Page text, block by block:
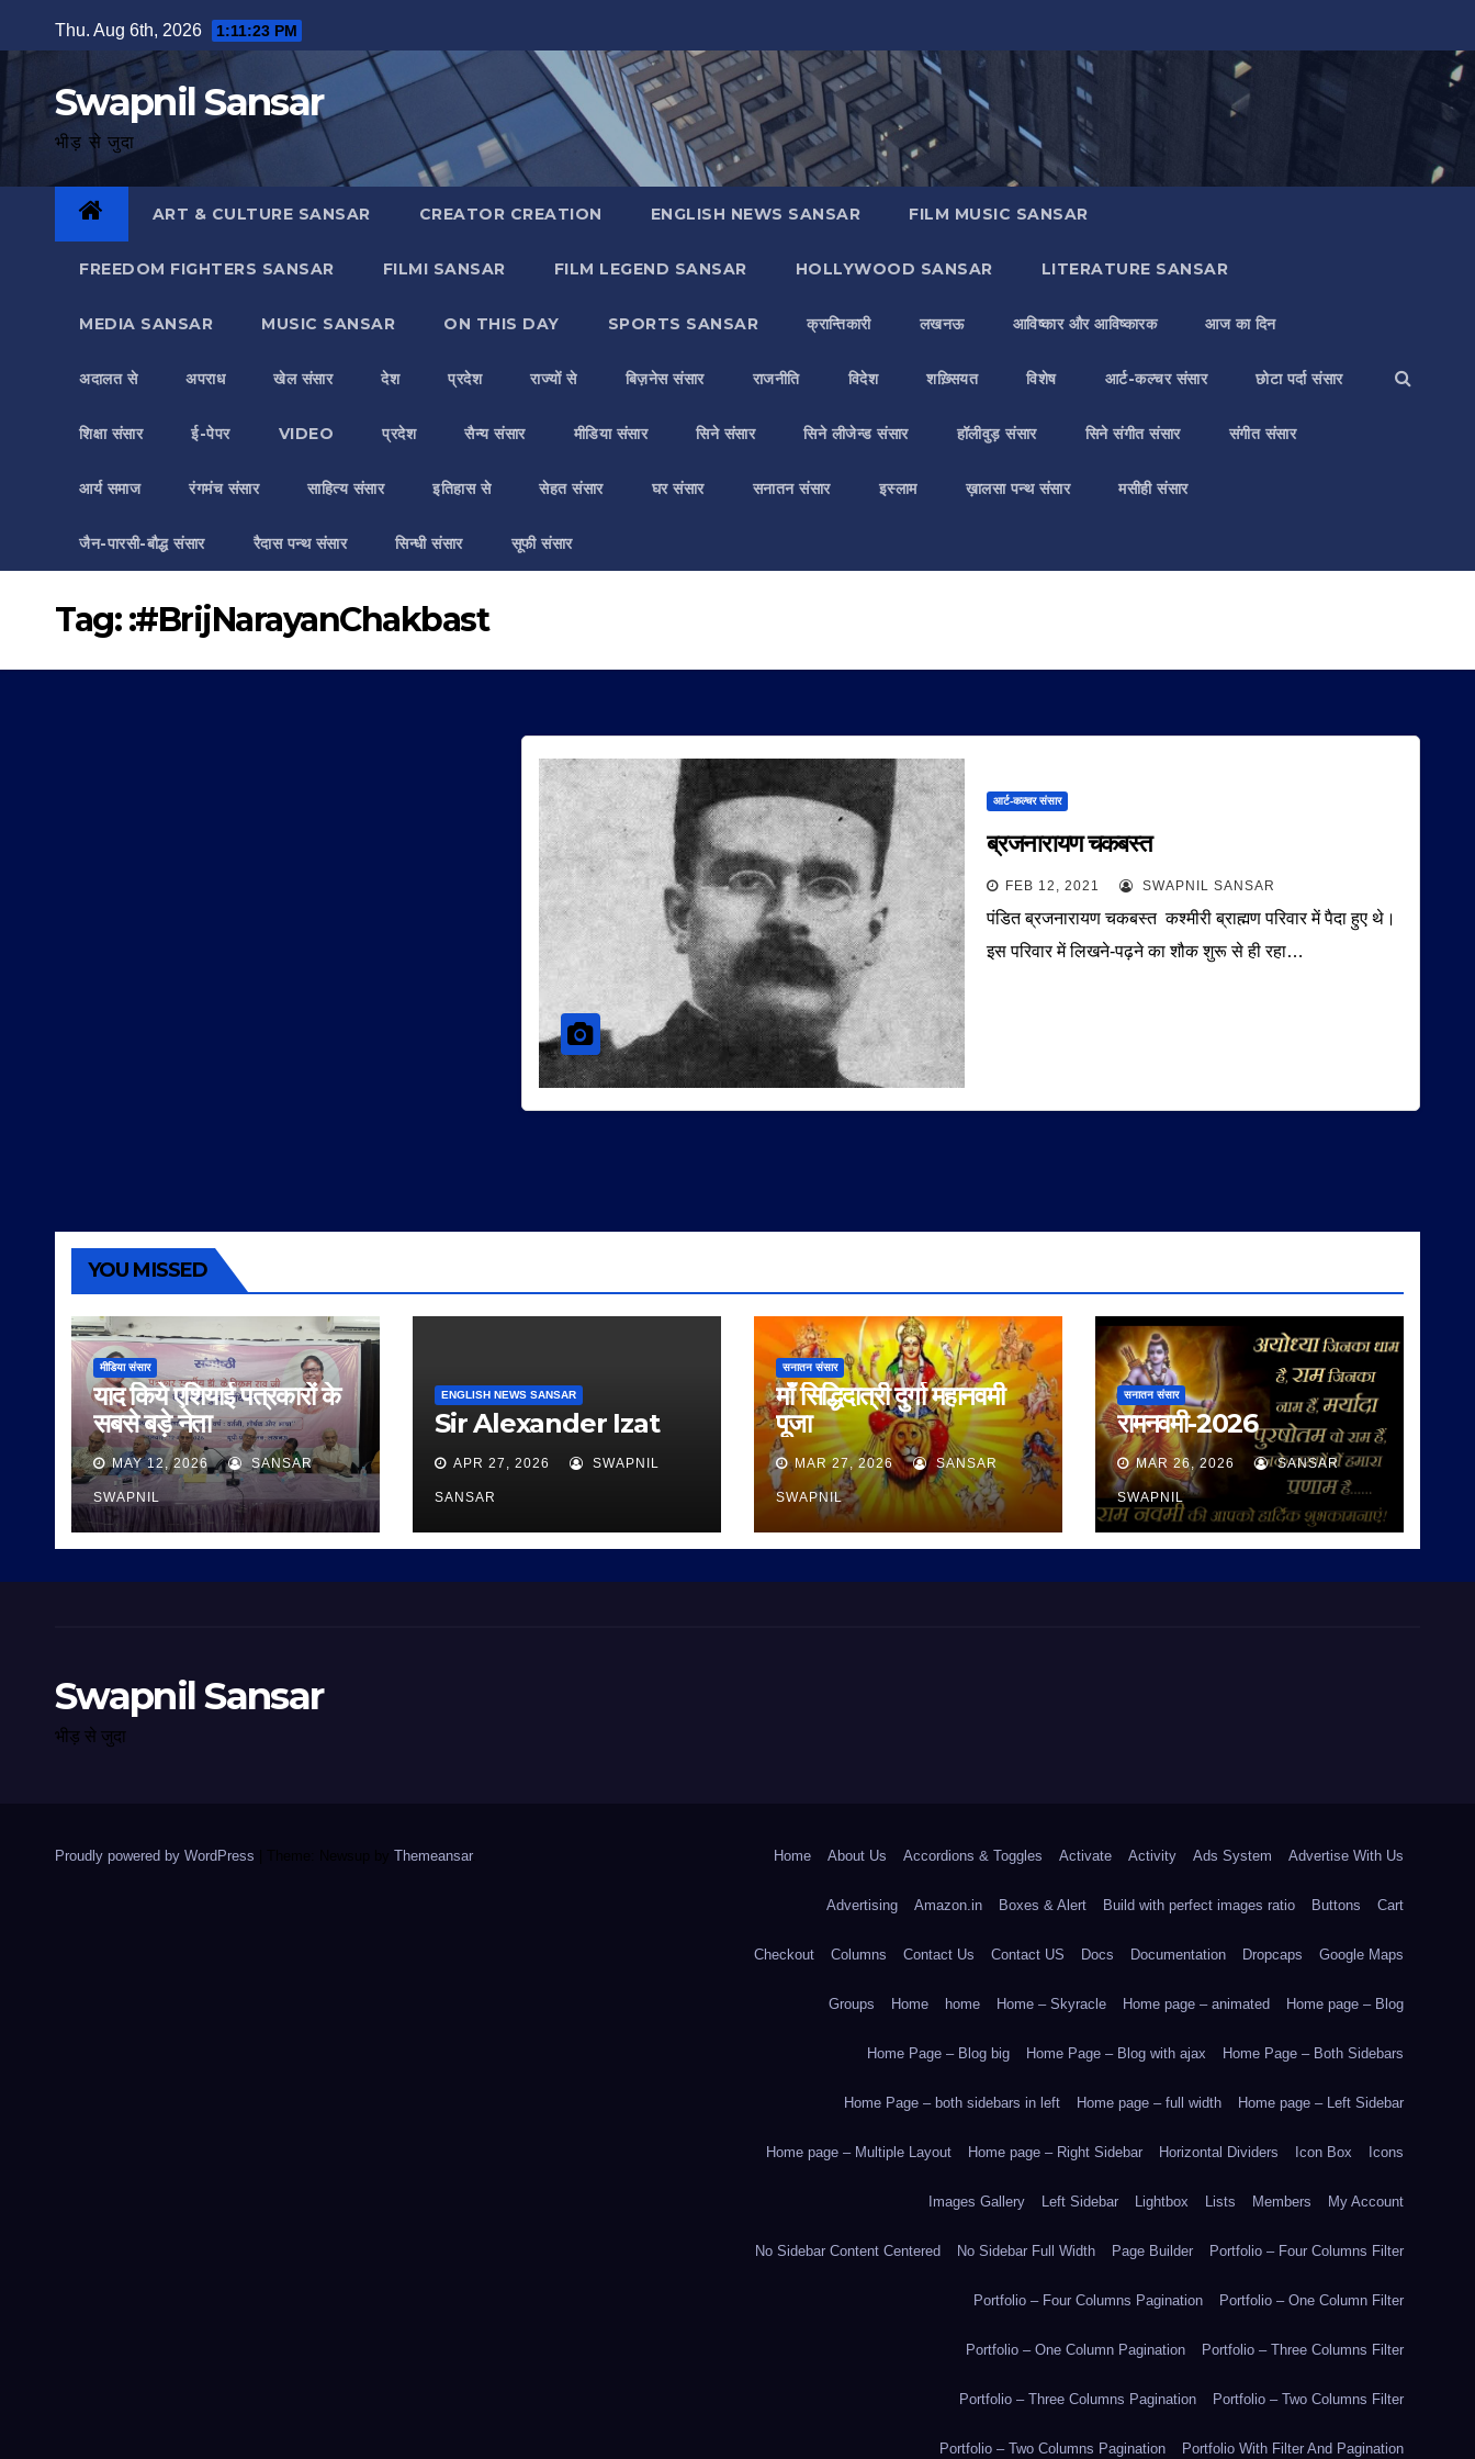
to
Thu. Aug 6th, 2026 1:11:24 PM
Swapnil Sansar
भीड़ से जुदा
ART & CULTURE SANSAR CREATOR CREATION ENGLISH NEWS SANSAR FILM MUSIC SANSAR
FREEDOM FIGHTERS SANSAR FILMI SANSAR FILM LEGEND SANSAR HOLLYWOOD SANSAR LITERATURE SANSAR
MEDIA SANSAR MUSIC SANSAR ON THIS DAY SPORTS SANSAR क्रान्तिकारी लखनऊ आविष्कार और आविष्कारक आज का दिन
अदालत से अपराध खेल संसार देश प्रदेश राज्यों से बिज़नेस संसार राजनीति विदेश शख़्सियत विशेष आर्ट-कल्चर संसार छोटा पर्दा संसार
शिक्षा संसार ई-पेपर VIDEO प्रदेश सैन्य संसार मीडिया संसार सिने संसार सिने लीजेन्ड संसार हॉलीवुड़ संसार सिने संगीत संसार संगीत संसार
आर्य समाज रंगमंच संसार साहित्य संसार इतिहास से सेहत संसार घर संसार सनातन संसार इस्लाम ख़ालसा पन्थ संसार मसीही संसार
जैन-पारसी-बौद्ध संसार रैदास पन्थ संसार सिन्धी संसार सूफी संसार
Tag::#BrijNarayanChakbast
आर्ट-कल्चर संसार
ब्रजनारायण चकबस्त
FEB 12, 2021 SWAPNIL SANSAR
पंडित ब्रजनारायण चकबस्त कश्मीरी ब्राह्मण परिवार में पैदा हुए थे।
इस परिवार में लिखने-पढ़ने का शौक शुरू से ही रहा…
YOU MISSED
मीडिया संसार
याद किये एशियाई पत्रकारों के
सबसे बड़े नेता
MAY 12, 2026 SANSAR
SWAPNIL
ENGLISH NEWS SANSAR
Sir Alexander Izat
APR 27, 2026 SWAPNIL
SANSAR
सनातन संसार
माँ सिद्धिदात्री दुर्गा महानवमी
पूजा
MAR 27, 2026 SANSAR
SWAPNIL
सनातन संसार
रामनवमी-2026
MAR 26, 2026 SANSAR
SWAPNIL
Swapnil Sansar
भीड़ से जुदा
Proudly powered by WordPress Theme: Newsup by Themeansar. Home About Us Accordions & Toggles Activate Activity Ads System Advertise With Us
Advertising Amazon.in Boxes & Alert Build with perfect images ratio Buttons Cart
Checkout Columns Contact Us Contact US Docs Documentation Dropcaps Google Maps
Groups Home home Home – Skyracle Home page – animated Home page – Blog
Home Page – Blog big Home Page – Blog with ajax Home Page – Both Sidebars
Home Page – both sidebars in left Home page – full width Home page – Left Sidebar
Home page – Multiple Layout Home page – Right Sidebar Horizontal Dividers Icon Box Icons
Images Gallery Left Sidebar Lightbox Lists Members My Account
No Sidebar Content Centered No Sidebar Full Width Page Builder Portfolio – Four Columns Filter
Portfolio – Four Columns Pagination Portfolio – One Column Filter
Portfolio – One Column Pagination Portfolio – Three Columns Filter
Portfolio – Three Columns Pagination Portfolio – Two Columns Filter
Portfolio – Two Columns Pagination Portfolio With Filter And Pagination